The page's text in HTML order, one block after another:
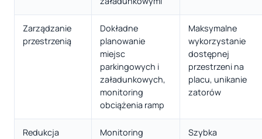
Zarządzanie
przestrzenią
Dokładne
planowanie
miejsc
parkingowych i
załadunkowych,
monitoring
obciążenia ramp
Maksymalne
wykorzystanie
dostępnej
przestrzeni na
placu, unikanie
zatorów
Redukcja
Monitoring
Szybka